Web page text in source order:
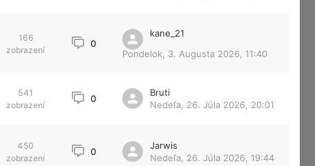
166
zobrazení
0
kane_21
Pondelok, 3. Augusta 2026, 11:40
541
zobrazení
0
Bruti
Nedeľa, 26. Júla 2026, 20:01
450
zobrazení
0
Jarwis
Nedeľa, 26. Júla 2026, 19:44